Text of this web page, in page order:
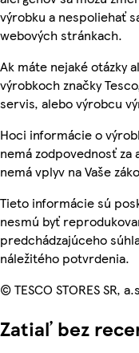
výrobku a nespoliehať
webových stránkach.
Ak máte nejaké otázky
výrobkoch značky
servis, alebo výrobcu
Hoci informácie o
nemá zodpovednosť
nemá vplyv na Vaše
Tieto informácie sú
nesmú byť
predchádzajúceho
náležitého potvrdenia.
© TESCO STORES SR,
Zatiaľ bez